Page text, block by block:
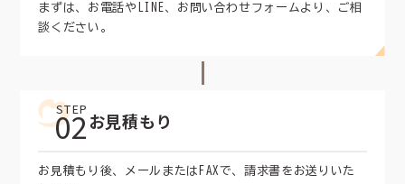
まずは、お電話やLINE、お問い合わせフォームより、ご相
談ください。
STEP
02お見積もり
お見積もり後、メールまたはFAXで、請求書をお送りいた